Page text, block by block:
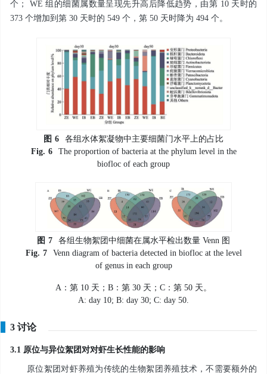
个； WE 组的细菌属数量呈现先升高后降低趋势，由第 10 天时的
373 个增加到第 30 天时的 549 个，第 50 天时降为 494 个。
图 6
各组水体絮凝物中主要细菌门水平上的占比
Fig. 6
The proportion of bacteria at the phylum level in the
biofloc of each group
图 7
各组生物絮团中细菌在属水平检出数量 Venn 图
Fig. 7
Venn diagram of bacteria detected in biofloc at the level
of genus in each group
A：第 10 天；B：第 30 天；C：第 50 天。
A: day 10; B: day 30; C: day 50.
3 讨论
3.1 原位与异位絮团对对虾生长性能的影响
原位絮团对虾养殖为传统的生物絮团养殖技术，不需要额外的